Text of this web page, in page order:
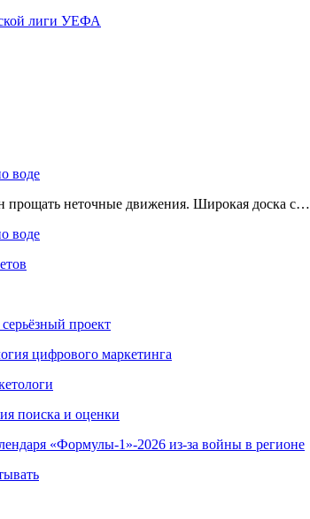
лиги УЕФА
воде
прощать неточные движения. Широкая доска с…
воде
проект
цифрового маркетинга
поиска и оценки
«Формулы-1»-2026 из-за войны в регионе